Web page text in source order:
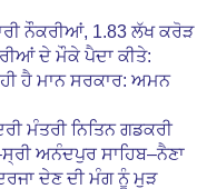
ਨੌਕਰੀਆਂ, 1.83 ਲੱਖ ਕਰੋੜ
ਦੇ ਮੌਕੇ ਪੈਦਾ ਕੀਤੇ:
ਹੈ ਮਾਨ ਸਰਕਾਰ: ਅਮਨ
ਮੰਤਰੀ ਨਿਤਿਨ ਗਡਕਰੀ
ਅਨੰਦਪੁਰ ਸਾਹਿਬ–ਨੈਣਾ
ਦੇਣ ਦੀ ਮੰਗ ਨੂੰ ਮੁੜ